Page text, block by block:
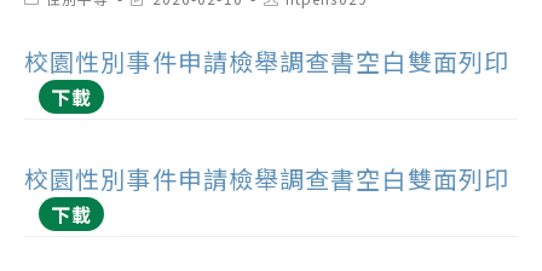
author:
校園性別事件申請檢舉調查書空白雙面列印
下載
校園性別事件申請檢舉調查書空白雙面列印
下載